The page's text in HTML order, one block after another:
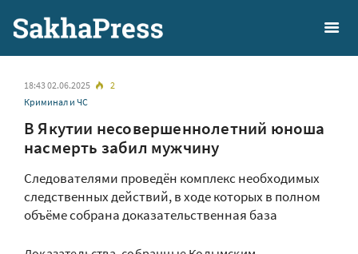
18:43 02.06.2025
2
Криминал и ЧС
В Якутии несовершеннолетний юноша
насмерть забил мужчину
Cледователями проведён комплекс необходимых
следственных действий, в ходе которых в полном
объёме собрана доказательственная база